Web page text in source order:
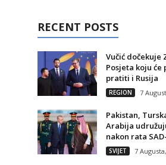
RECENT POSTS
Vučić dočekuje
Posjeta koju će
pratiti i Rusija
REGION 7
Pakistan,
Arabija
nakon rata
SVIJET 7